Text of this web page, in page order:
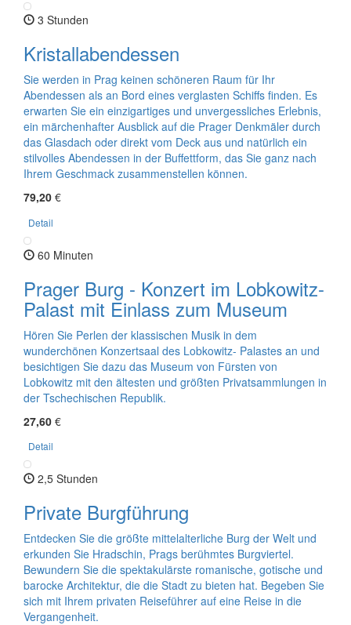
3 Stunden
Kristallabendessen
Sie werden in Prag keinen schöneren Raum für Ihr
Abendessen als an Bord eines verglasten Schiffs finden. Es
erwarten Sie ein einzigartiges und unvergessliches Erlebnis,
ein märchenhafter Ausblick auf die Prager Denkmäler durch
das Glasdach oder direkt vom Deck aus und natürlich ein
stilvolles Abendessen in der Buffettform, das Sie ganz nach
Ihrem Geschmack zusammenstellen können.
79,20 €
Detail
60 Minuten
Prager Burg - Konzert im Lobkowitz-
Palast mit Einlass zum Museum
Hören Sie Perlen der klassischen Musik in dem
wunderchönen Konzertsaal des Lobkowitz- Palastes an und
besichtigen Sie dazu das Museum von Fürsten von
Lobkowitz mit den ältesten und größten Privatsammlungen in
der Tschechischen Republik.
27,60 €
Detail
2,5 Stunden
Private Burgführung
Entdecken Sie die größte mittelalterliche Burg der Welt und
erkunden Sie Hradschin, Prags berühmtes Burgviertel.
Bewundern Sie die spektakulärste romanische, gotische und
barocke Architektur, die die Stadt zu bieten hat. Begeben Sie
sich mit Ihrem privaten Reiseführer auf eine Reise in die
Vergangenheit.